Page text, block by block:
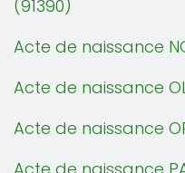
(91390)
Acte de naissance
Acte de naissance
Acte de naissance